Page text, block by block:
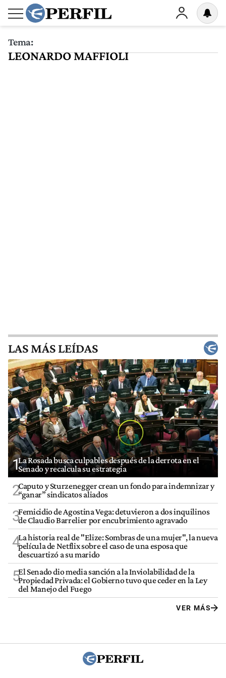
Tema:
LEONARDO MAFFIOLI
LAS MÁS LEÍDAS
1La Rosada busca culpables después de la derrota en el
Senado y recalcula su estrategia
2Caputo y Sturzenegger crean un fondo para indemnizar y
“ganar” sindicatos aliados
3Femicidio de Agostina Vega: detuvieron a dos inquilinos
de Claudio Barrelier por encubrimiento agravado
4La historia real de "Elize: Sombras de una mujer", la nueva
película de Netflix sobre el caso de una esposa que
descuartizó a su marido
5El Senado dio media sanción a la Inviolabilidad de la
Propiedad Privada: el Gobierno tuvo que ceder en la Ley
del Manejo del Fuego
VER MÁS